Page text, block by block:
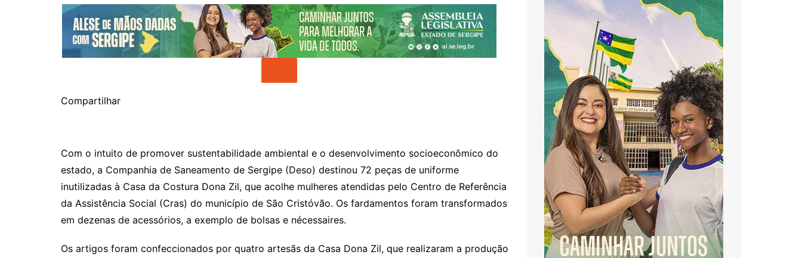
Compartilhar
Com o intuito de promover sustentabilidade ambiental e o desenvolvimento socioeconômico do
estado, a Companhia de Saneamento de Sergipe (Deso) destinou 72 peças de uniforme
inutilizadas à Casa da Costura Dona Zil, que acolhe mulheres atendidas pelo Centro de Referência
da Assistência Social (Cras) do município de São Cristóvão. Os fardamentos foram transformados
em dezenas de acessórios, a exemplo de bolsas e nécessaires.
Os artigos foram confeccionados por quatro artesãs da Casa Dona Zil, que realizaram a produção